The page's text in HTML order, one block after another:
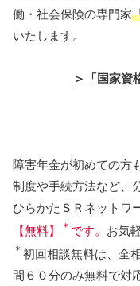
働・社会保険の専門家
いたします。
＞「国家資
障害年金が初めての方
制度や手続方法など、
ひらかたＳＲネットワ
【無料】
＊ です。 お気
＊ 初回相談無料は、全
間６０分のみ無料で対